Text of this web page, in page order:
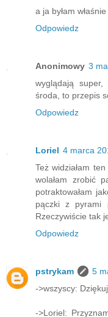
a ja byłam
Odpowiedz
Anonimowy 3
wyglądają
środa, to przepis
Odpowiedz
Loriel 4 marca
Też widziałam
wolałam zrobić
potraktowałam
pączki z pyrami
Rzeczywiście tak
Odpowiedz
pstrykam
5
->wszyscy:
->Loriel: